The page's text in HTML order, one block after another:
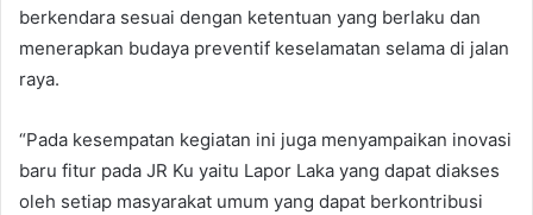
berkendara sesuai dengan ketentuan yang berlaku dan
menerapkan budaya preventif keselamatan selama di jalan
raya.
“Pada kesempatan kegiatan ini juga menyampaikan inovasi
baru fitur pada JR Ku yaitu Lapor Laka yang dapat diakses
oleh setiap masyarakat umum yang dapat berkontribusi